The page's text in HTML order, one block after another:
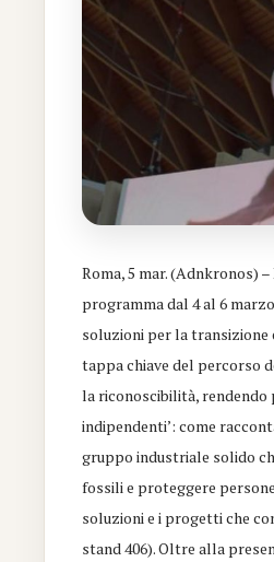
Roma, 5 mar. (Adnkronos)
programma dal 4 al 6
soluzioni per la transizione
tappa chiave del percorso
la riconoscibilità, rendendo
indipendenti’: come
gruppo industriale solido
fossili e proteggere
soluzioni e i progetti che
stand 406). Oltre alla